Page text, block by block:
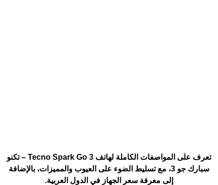
تعرف على المواصفات الكاملة لهاتف Tecno Spark Go 3 – تكنو
سبارك جو 3، مع تسليط الضوء على العيوب والمميزات، بالإضافة
إلى معرفة سعر الجهاز في الدول العربية.